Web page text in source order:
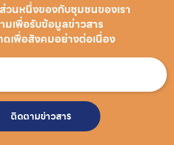
วนหนึ่งของกับชุมชนของเรา
มเพื่อรับข้อมูลข่าวสาร
ดเพื่อสังคมอย่างต่อเนื่อง
ติดตามข่าวสาร